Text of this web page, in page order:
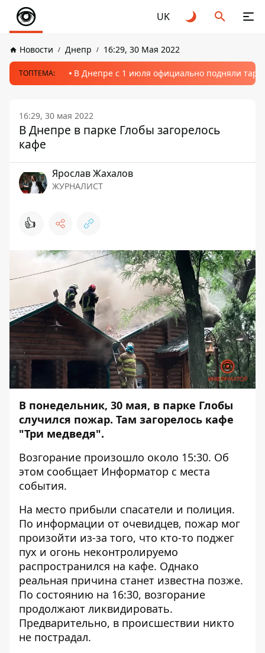
UK
Новости Днепр 16:29, 30 Мая 2022
ТОПТЕМА: В Днепре с 1 июля официально подняли
16:29, 30 мая 2022
В Днепре в парке Глобы загорелось
кафе
Ярослав Жахалов
ЖУРНАЛИСТ
👍
В понедельник, 30 мая, в парке Глобы
случился пожар. Там загорелось кафе
"Три медведя".
Возгорание произошло около 15:30. Об
этом сообщает Информатор с места
события.
На место прибыли спасатели и полиция.
По информации от очевидцев, пожар мог
произойти из-за того, что кто-то поджег
пух и огонь неконтролируемо
распространился на кафе. Однако
реальная причина станет известна позже.
По состоянию на 16:30, возгорание
продолжают ликвидировать.
Предварительно, в происшествии никто
не пострадал.